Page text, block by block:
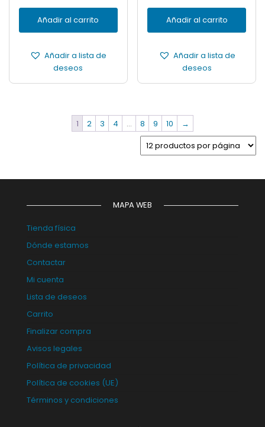
Añadir al carrito
Añadir a lista de
deseos
Añadir al carrito
Añadir a lista de
deseos
1 2 3 4 … 8 9 10 →
MAPA WEB
Tienda física
Dónde estamos
Contactar
Mi cuenta
Lista de deseos
Carrito
Finalizar compra
Avisos legales
Política de privacidad
Política de cookies (UE)
Términos y condiciones